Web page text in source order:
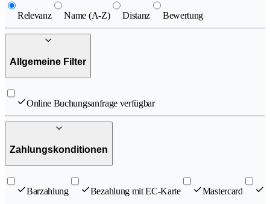
Relevanz Name (A-Z) Distanz Bewertung
Allgemeine Filter
Online Buchungsanfrage verfügbar
Zahlungskonditionen
Barzahlung Bezahlung mit EC-Karte Mastercard